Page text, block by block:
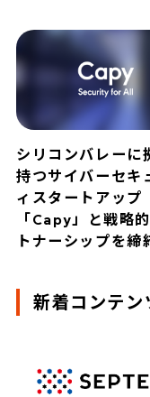
シリコンバレーに
持つサイバーセキ
ィスタートアップ
「Capy」と戦略
トナーシップを締
新着コンテン